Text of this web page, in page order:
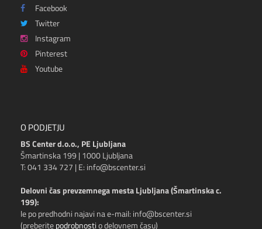
Facebook
Twitter
Instagram
Pinterest
Youtube
O PODJETJU
BS Center d.o.o., PE Ljubljana
Šmartinska 199 | 1000 Ljubljana
T: 041 334 727 | E: info@bscenter.si
Delovni čas prevzemnega mesta Ljubljana (Šmartinska c.
199):
le po predhodni najavi na e-mail: info@bscenter.si
(preberitepodrobnostio delovnem času)